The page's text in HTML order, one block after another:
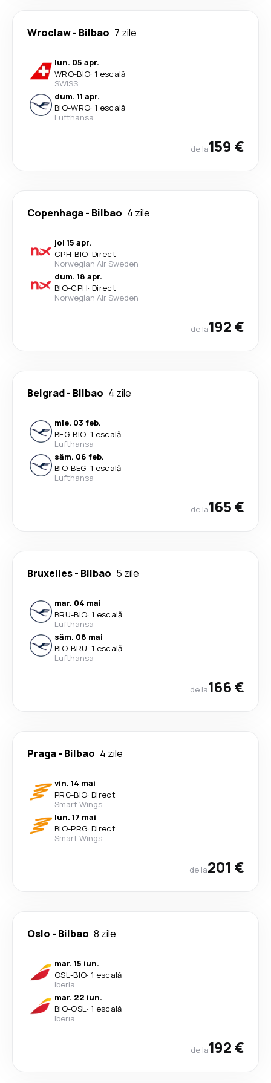
Wroclaw- Bilbao 7 zile
lun. 05 apr.
WRO-BIO· 1 escală
SWISS
dum. 11 apr.
BIO-WRO· 1 escală
Lufthansa
de la159 €
Copenhaga- Bilbao 4 zile
joi 15 apr.
CPH-BIO· Direct
Norwegian Air Sweden
dum. 18 apr.
BIO-CPH· Direct
Norwegian Air Sweden
de la192 €
Belgrad- Bilbao 4 zile
mie. 03 feb.
BEG-BIO· 1 escală
Lufthansa
sâm. 06 feb.
BIO-BEG· 1 escală
Lufthansa
de la165 €
Bruxelles- Bilbao 5 zile
mar. 04 mai
BRU-BIO· 1 escală
Lufthansa
sâm. 08 mai
BIO-BRU· 1 escală
Lufthansa
de la166 €
Praga- Bilbao 4 zile
vin. 14 mai
PRG-BIO· Direct
Smart Wings
lun. 17 mai
BIO-PRG· Direct
Smart Wings
de la201 €
Oslo - Bilbao 8 zile
mar. 15 iun.
OSL-BIO· 1 escală
Iberia
mar. 22 iun.
BIO-OSL· 1 escală
Iberia
de la192 €